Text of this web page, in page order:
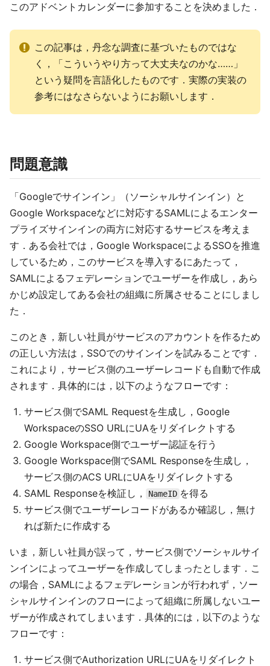
このアドベントカレンダーに参加することを決めました．
この記事は，丹念な調査に基づいたものではな
く，「こういうやり方って大丈夫なのかな……」
という疑問を言語化したものです．実際の実装の
参考にはなさらないようにお願いします．
問題意識
「Googleでサインイン」（ソーシャルサインイン）と
Google Workspaceなどに対応するSAMLによるエンター
プライズサインインの両方に対応するサービスを考えま
す．ある会社では，Google WorkspaceによるSSOを推進
しているため，このサービスを導入するにあたって，
SAMLによるフェデレーションでユーザーを作成し，あら
かじめ設定してある会社の組織に所属させることにしまし
た．
このとき，新しい社員がサービスのアカウントを作るため
の正しい方法は，SSOでのサインインを試みることです．
これにより，サービス側のユーザーレコードも自動で作成
されます．具体的には，以下のようなフローです：
サービス側でSAML Requestを生成し，Google
WorkspaceのSSO URLにUAをリダイレクトする
Google Workspace側でユーザー認証を行う
Google Workspace側でSAML Responseを生成し，
サービス側のACS URLにUAをリダイレクトする
SAML Responseを検証し，
NameID を得る
サービス側でユーザーレコードがあるか確認し，無け
れば新たに作成する
いま，新しい社員が誤って，サービス側でソーシャルサイ
ンインによってユーザーを作成してしまったとします．こ
の場合，SAMLによるフェデレーションが行われず，ソー
シャルサインインのフローによって組織に所属しないユー
ザーが作成されてしまいます．具体的には，以下のような
フローです：
サービス側でAuthorization URLにUAをリダイレクト